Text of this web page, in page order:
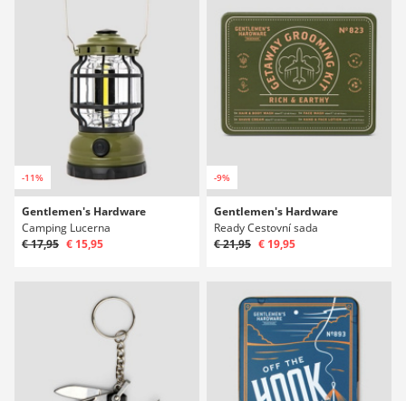
-11%
Gentlemen's Hardware
Camping Lucerna
€ 17,95 € 15,95
-9%
Gentlemen's Hardware
Ready Cestovní sada
€ 21,95 € 19,95